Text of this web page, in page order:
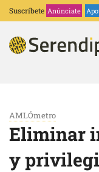
Suscríbete Anúnciate
AMLÓmetro
Eliminar
y